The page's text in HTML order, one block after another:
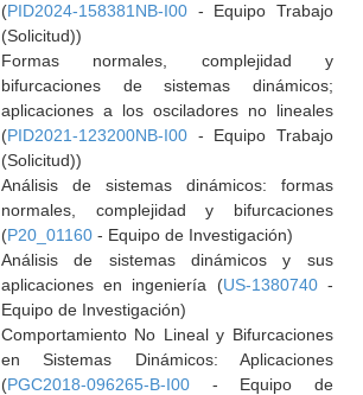
(PID2024-158381NB-I00- Equipo Trabajo
(Solicitud))
Formas normales, complejidad y
bifurcaciones de sistemas dinámicos;
aplicaciones a los osciladores no lineales
(PID2021-123200NB-I00- Equipo Trabajo
(Solicitud))
Análisis de sistemas dinámicos: formas
normales, complejidad y bifurcaciones
(P20_01160- Equipo de Investigación)
Análisis de sistemas dinámicos y sus
aplicaciones en ingeniería (US-1380740-
Equipo de Investigación)
Comportamiento No Lineal y Bifurcaciones
en Sistemas Dinámicos: Aplicaciones
(PGC2018-096265-B-I00- Equipo de